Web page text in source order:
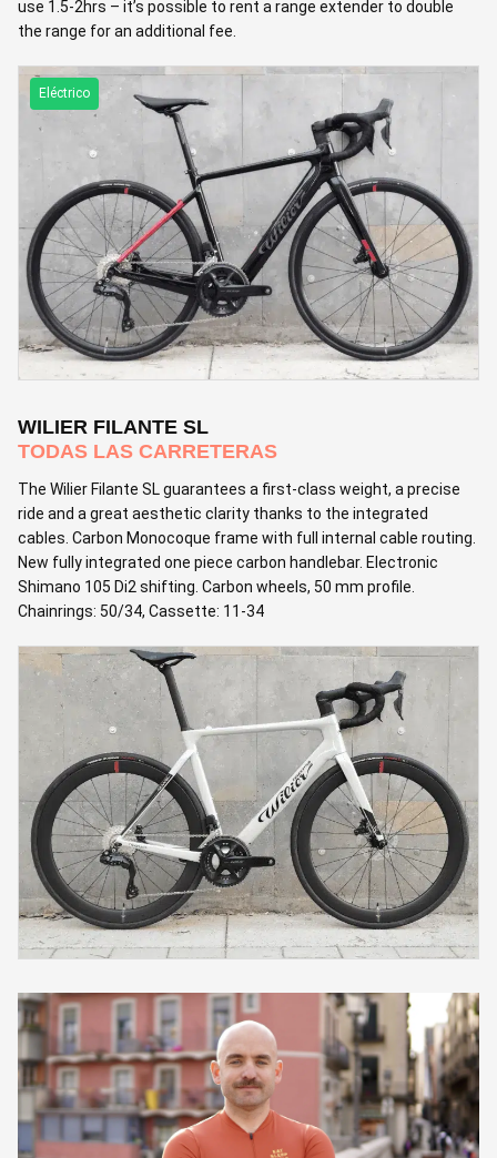
use 1.5-2hrs – it’s possible to rent a range extender to double
the range for an additional fee.
Eléctrico
WILIER FILANTE SL
TODAS LAS CARRETERAS
The Wilier Filante SL guarantees a first-class weight, a precise
ride and a great aesthetic clarity thanks to the integrated
cables. Carbon Monocoque frame with full internal cable routing.
New fully integrated one piece carbon handlebar. Electronic
Shimano 105 Di2 shifting. Carbon wheels, 50 mm profile.
Chainrings: 50/34, Cassette: 11-34
RIDE LEADERS
Josep Grau
Hailing from Reus, Josep is a guide who finds beauty in the quiet